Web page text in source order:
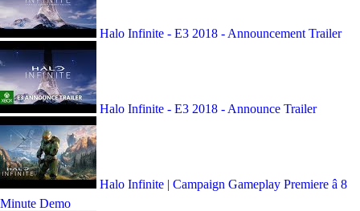
Halo Infinite - E3 2018 - Announcement Trailer
Halo Infinite - E3 2018 - Announce Trailer
Halo Infinite | Campaign Gameplay Premiere â 8
Minute Demo